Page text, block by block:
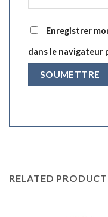
Enregistrer
dans le navigateur
RELATED